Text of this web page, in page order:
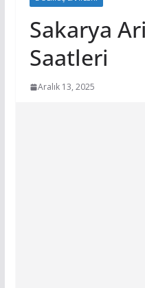
Sakarya
Saatleri
Aralık 13, 2025